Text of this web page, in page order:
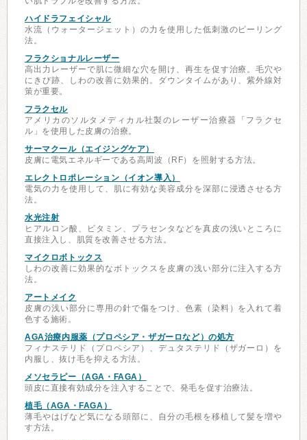
ハイドラフェイシャル
水流（ウォータージェット）の力を使用した低刺激のピーリング
法。
フラクショナルレーザー
高出力レーザーで肌に微細な穴を開け、再生を促す治療。毛穴や
にきび跡、しわの改善に効果的。ダウンタイムがあり、紫外線対
策が重要。
フラクセル
アメリカのソルタメディカル社製のレーザー治療器「フラクセ
ル」を使用した皮膚の治療。
サーマクール（エイジングケア）
皮膚に電気エネルギーである高周波（RF）を照射する方法。
エレクトロポレーション（イオン導入）
電気の力を使用して、肌に有効な美容成分を深部に浸透させる方
法。
水光注射
ヒアルロン酸、ビタミン、プラセンタなどを真皮の浅いところに
直接注入し、肌質を改善させる方法。
マイクロボトックス
しわの改善に効果的なボトックスを皮膚の浅い部分に注入する方
法。
アートメイク
皮膚の浅い部分に専用の針で傷をつけ、色素（染料）を入れて着
色する施術。
AGA治療内服薬（プロペシア・ザガーロなど）の処方
フィナステリド（プロペシア）、デュタステリド（ザガーロ）を
内服し、抜け毛を抑える方法。
メソセラピー（AGA・FAGA）
頭皮に直接有効成分を注入することで、発毛を促す治療法。
植毛（AGA・FAGA）
薄毛やはげなど気になる頭部に、自分の毛根を移植して髪を増や
す方法。